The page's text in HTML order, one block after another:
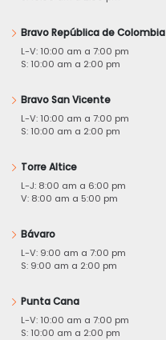
Bravo República de Colombia
L-V: 10:00 am a 7:00 pm
S: 10:00 am a 2:00 pm
Bravo San Vicente
L-V: 10:00 am a 7:00 pm
S: 10:00 am a 2:00 pm
Torre Altice
L-J: 8:00 am a 6:00 pm
V: 8:00 am a 5:00 pm
Bávaro
L-V: 9:00 am a 7:00 pm
S: 9:00 am a 2:00 pm
Punta Cana
L-V: 10:00 am a 7:00 pm
S: 10:00 am a 2:00 pm